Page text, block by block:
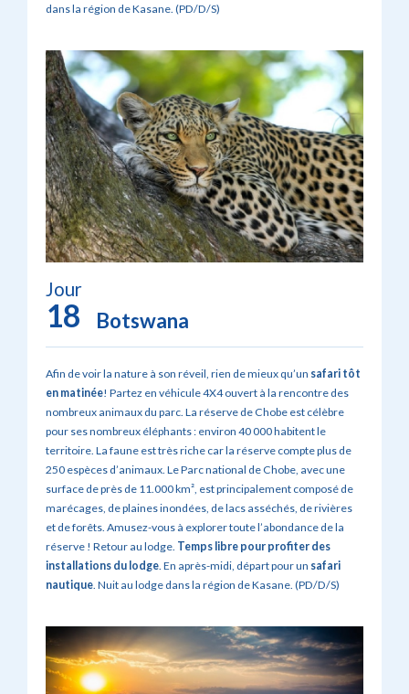
dans la région de Kasane. (PD/D/S)
Jour
18 Botswana
Afin de voir la nature à son réveil, rien de mieux qu’un safari tôt
en matinée! Partez en véhicule 4X4 ouvert à la rencontre des
nombreux animaux du parc. La réserve de Chobe est célèbre
pour ses nombreux éléphants : environ 40 000 habitent le
territoire. La faune est très riche car la réserve compte plus de
250 espèces d’animaux. Le Parc national de Chobe, avec une
surface de près de 11.000 km², est principalement composé de
marécages, de plaines inondées, de lacs asséchés, de rivières
et de forêts. Amusez-vous à explorer toute l’abondance de la
réserve ! Retour au lodge. Temps libre pour profiter des
installations du lodge . En après-midi, départ pour un safari
nautique . Nuit au lodge dans la région de Kasane. (PD/D/S)